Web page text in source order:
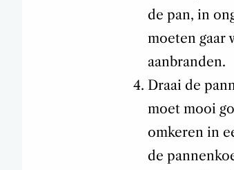
de pan, in
moeten gaar
aanbranden.
Draai de
moet mooi
omkeren in
de